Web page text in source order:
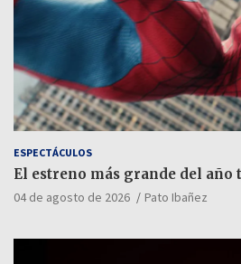
ESPECTÁCULOS
El estreno más grande del
04 de agosto de 2026 Pato Ibañez